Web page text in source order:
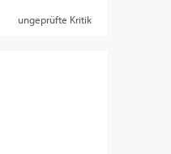
ungeprüfte Kritik